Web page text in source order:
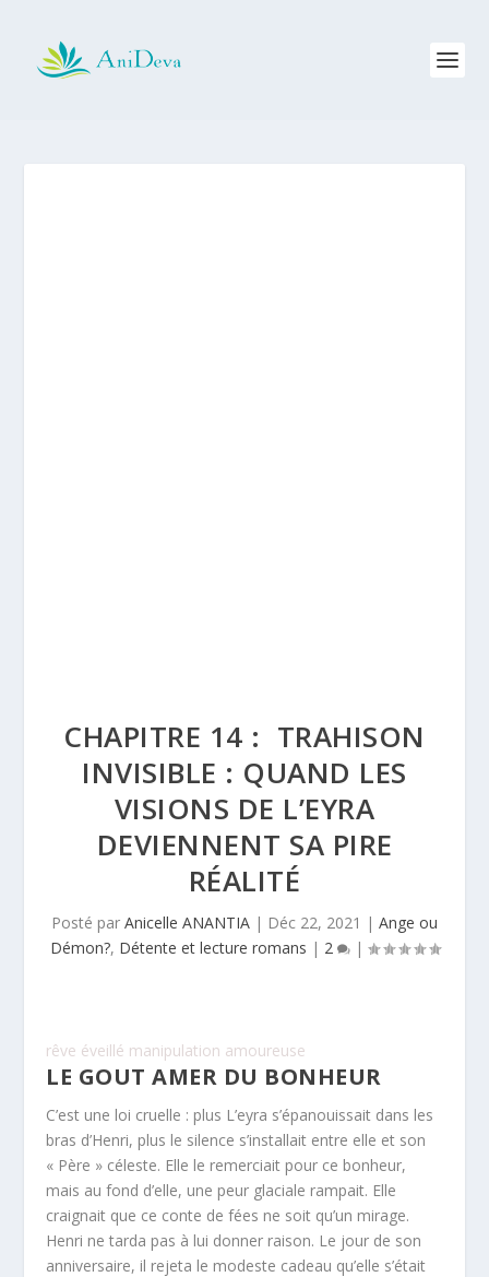
CHAPITRE 14 : TRAHISON
INVISIBLE : QUAND LES
VISIONS DE L’EYRA
DEVIENNENT SA PIRE
RÉALITÉ
Posté par Anicelle ANANTIA | Déc 22, 2021 | Ange ou
Démon?, Détente et lecture romans | 2 |
rêve éveillé manipulation amoureuse
LE GOUT AMER DU BONHEUR
C’est une loi cruelle : plus L’eyra s’épanouissait dans les
bras d’Henri, plus le silence s’installait entre elle et son
« Père » céleste. Elle le remerciait pour ce bonheur,
mais au fond d’elle, une peur glaciale rampait. Elle
craignait que ce conte de fées ne soit qu’un mirage.
Henri ne tarda pas à lui donner raison. Le jour de son
anniversaire, il rejeta le modeste cadeau qu’elle s’était